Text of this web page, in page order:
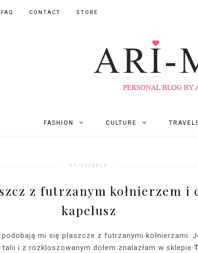
FAQ CONTACT STORE
FASHION
INSIDE HER FRAME - MY NEW
MY 34TH BIRTHDAY!
CULTURE
SZARY TOP, KRÓTKA SKÓRZANA
RÓŻOWY SWETER Z
GDZIE POWSTAJĄ MOJE
NIEZNANE OBLICZE
BIAŁY SPORTOWY STANIK,
WIZYTA W
11/20/2013
z futrzanym kołnierzem i
kapelusz
mi się płaszcze z futrzanymi kołnierzami.
i z rozkloszowanym dołem znalazłam w sklepie